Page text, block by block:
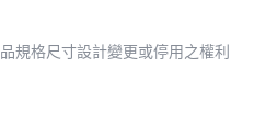
規格尺寸設計變更或停用之權利